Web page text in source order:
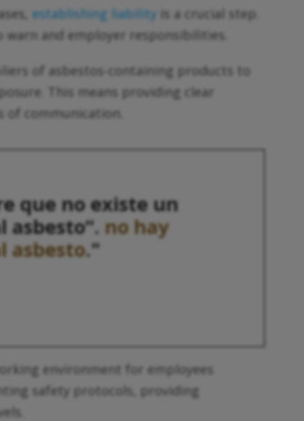
establishing liability is a crucial step.
and employer responsibilities.
of asbestos-containing products to
This means providing clear
of communication.
que no existe un
asbesto”.no hay
asbesto."
environment for employees
safety protocols, providing